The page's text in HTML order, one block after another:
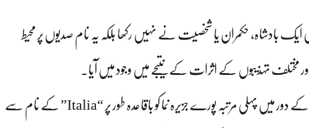
ایک بادشاہ، حکمران یا شخصیت نے نہیں رکھا بلکہ یہ نام صدیوں پر محیط
مختلف تہذیبوں کے اثرات کے نتیجے میں وجود میں آیا۔
رومی سلطنت کے پہلے شہنشاہ آگسٹس کے دور میں پہلی مرتبہ پورے جزیرہ نما کو باقاعدہ طور پر “Italia” کے نام سے